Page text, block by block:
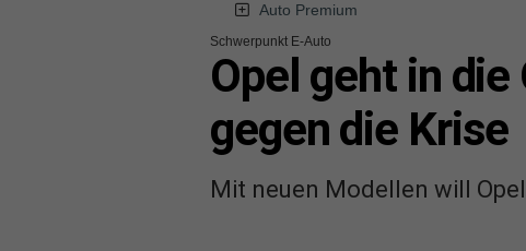
Auto Premium
Schwerpunkt E-Auto
Opel geht in
gegen die Krise
Mit neuen Modellen will